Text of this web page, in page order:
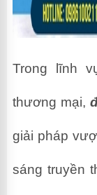
Trong lĩnh
thương mại,
giải pháp
sáng truyền